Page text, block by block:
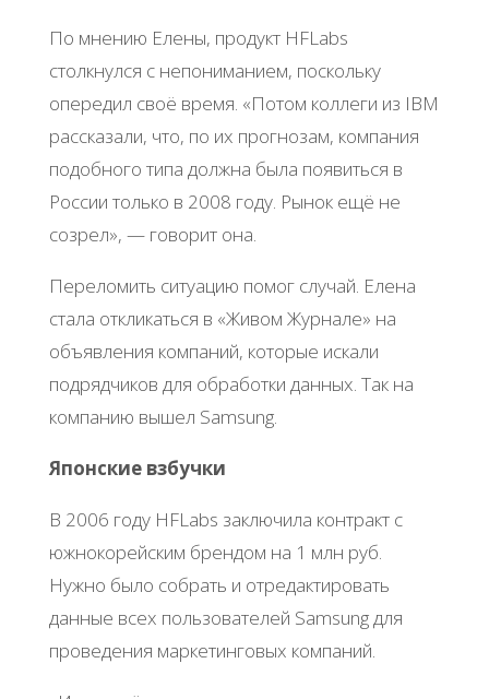
По мнению Елены, продукт HFLabs
столкнулся с непониманием, поскольку
опередил своё время. «Потом коллеги из IBM
рассказали, что, по их прогнозам, компания
подобного типа должна была появиться в
России только в 2008 году. Рынок ещё не
созрел», — говорит она.
Переломить ситуацию помог случай. Елена
стала откликаться в «Живом Журнале» на
объявления компаний, которые искали
подрядчиков для обработки данных. Так на
компанию вышел Samsung.
Японские взбучки
В 2006 году HFLabs заключила контракт с
южнокорейским брендом на 1 млн руб.
Нужно было собрать и отредактировать
данные всех пользователей Samsung для
проведения маркетинговых компаний.